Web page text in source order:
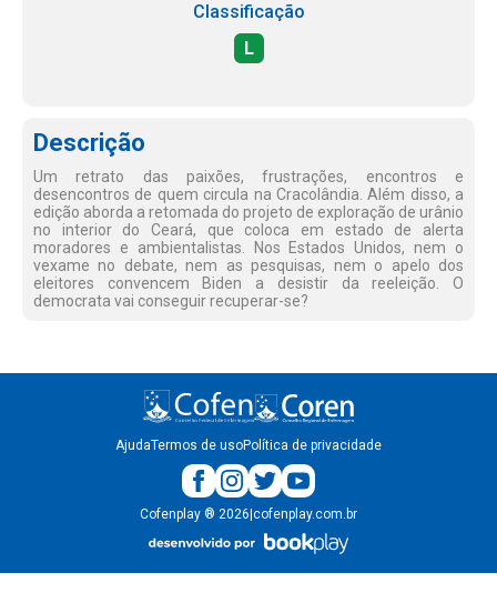
Classificação
L
Descrição
Um retrato das paixões, frustrações, encontros e
desencontros de quem circula na Cracolândia. Além disso, a
edição aborda a retomada do projeto de exploração de urânio
no interior do Ceará, que coloca em estado de alerta
moradores e ambientalistas. Nos Estados Unidos, nem o
vexame no debate, nem as pesquisas, nem o apelo dos
eleitores convencem Biden a desistir da reeleição. O
democrata vai conseguir recuperar-se?
AjudaTermos de usoPolítica de privacidade
Cofenplay ® 2026 cofenplay.com.br